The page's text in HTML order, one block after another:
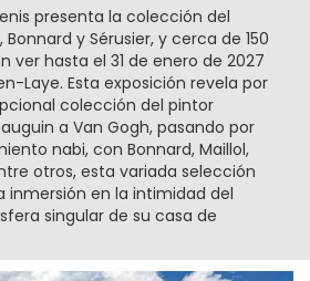
presenta la colección del
y Sérusier, y cerca de 150
ver hasta el 31 de enero de 2027
Laye. Esta exposición revela por
colección del pintor
a Van Gogh, pasando por
nabi, con Bonnard, Maillol,
otros, esta variada selección
inmersión en la intimidad del
singular de su casa de